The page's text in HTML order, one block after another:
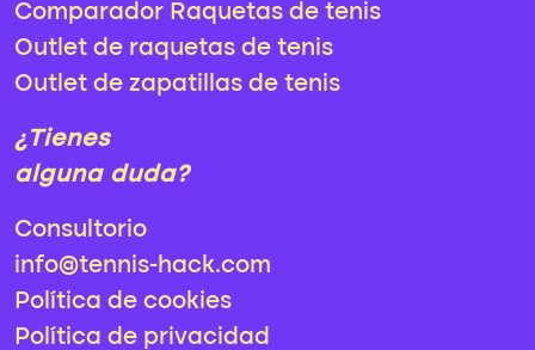
Comparador Raquetas de tenis
Outlet de raquetas de tenis
Outlet de zapatillas de tenis
¿Tienes
alguna duda?
Consultorio
info@tennis-hack.com
Política de cookies
Política de privacidad